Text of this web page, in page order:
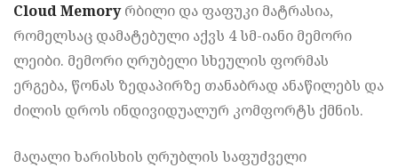
Cloud Memoryრბილი და ფაფუკი მატრასია,
რომელსაც დამატებული აქვს 4 სმ-იანი მემორი
ლეიბი. მემორი ღრუბელი სხეულის ფორმას
ერგება, წონას ზედაპირზე თანაბრად ანაწილებს და
ძილის დროს ინდივიდუალურ კომფორტს ქმნის.
მაღალი ხარისხის ღრუბლის საფუძველი